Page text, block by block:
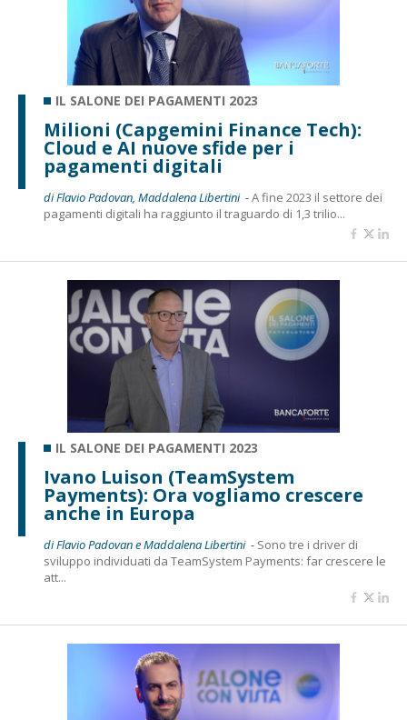
IL SALONE DEI PAGAMENTI 2023
Milioni (Capgemini Finance Tech):
Cloud e AI nuove sfide per i
pagamenti digitali
di Flavio Padovan, Maddalena Libertini -A fine 2023 il settore dei
pagamenti digitali ha raggiunto il traguardo di 1,3 trilio...
IL SALONE DEI PAGAMENTI 2023
Ivano Luison (TeamSystem
Payments): Ora vogliamo crescere
anche in Europa
di Flavio Padovan e Maddalena Libertini - Sono tre i driver di
sviluppo individuati da TeamSystem Payments: far crescere le
att...